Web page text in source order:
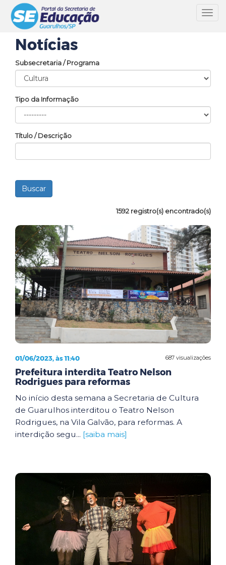
Notícias
Subsecretaria / Programa
Tipo da Informação
Título / Descrição
1592 registro(s) encontrado(s)
687 visualizações
01/06/2023, às 11:40
Prefeitura interdita Teatro Nelson
Rodrigues para reformas
No início desta semana a Secretaria de Cultura
de Guarulhos interditou o Teatro Nelson
Rodrigues, na Vila Galvão, para reformas. A
interdição segu... [saiba mais]